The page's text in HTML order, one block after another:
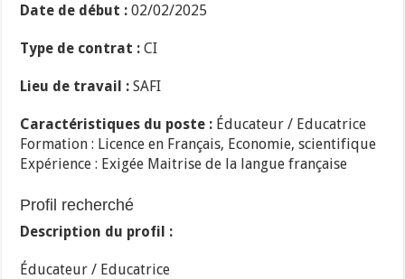
Date de début :02/02/2025
Type de contrat :CI
Lieu de travail : SAFI
Caractéristiques du poste : Éducateur / Educatrice
Formation : Licence en Français, Economie, scientifique
Expérience : Exigée Maitrise de la langue française
Profil recherché
Description du profil :
Éducateur / Educatrice